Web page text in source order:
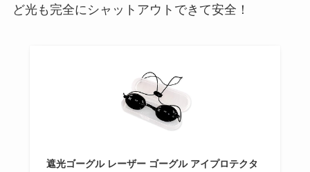
ど光も完全にシャットアウトできて安全！
遮光ゴーグル レーザー ゴーグル アイプロテクタ